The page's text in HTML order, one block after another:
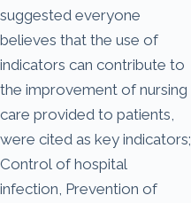
suggested everyone
believes that the use of
indicators can contribute to
the improvement of nursing
care provided to patients,
were cited as key indicators;
Control of hospital
infection, Prevention of